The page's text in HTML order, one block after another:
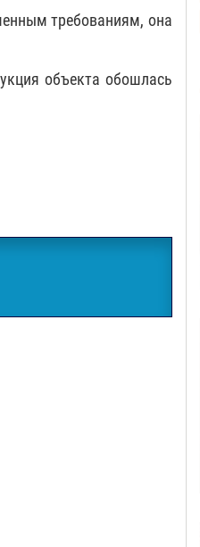
требованиям, она
объекта обошлась